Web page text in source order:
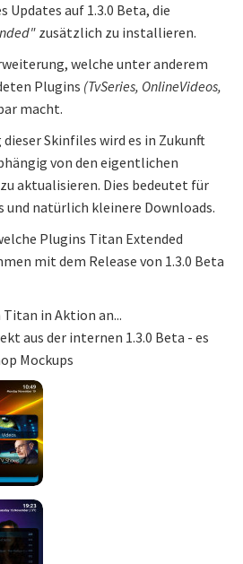
auf 1.3.0 Beta, die
zusätzlich zu installieren.
welche unter anderem
Plugins (TvSeries, OnlineVideos,
macht.
Skinfiles wird es in Zukunft
von den eigentlichen
aktualisieren. Dies bedeutet für
und natürlich kleinere Downloads.
Plugins Titan Extended
mit dem Release von 1.3.0 Beta
Titan in Aktion an...
aus der internen 1.3.0 Beta - es
Mockups